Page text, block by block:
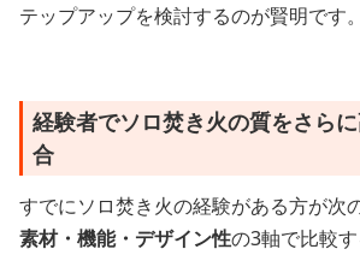
テップアップを検討するのが賢明です。
経験者でソロ焚き火の質をさら
合
すでにソロ焚き火の経験がある方が次
素材・機能・デザイン性の3軸で比較